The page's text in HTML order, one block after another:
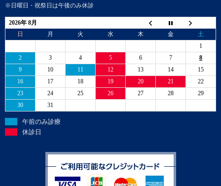
※日曜日・祝祭日は午後のみ休診
2026年 8月
日
月 火 水 木 金
土
1
2
3 4 5 6 7
8
9
10 11 12 13 14
15
16
17 18 19 20 21
22
23
24 25 26 27 28
29
30
31
午前のみ診療
休診日